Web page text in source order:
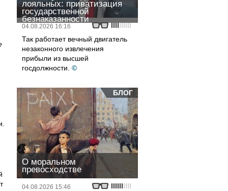
лояльных: приватизация
государственной
безнаказанности
04.08.2026 16:16
Так работает вечный двигатель
незаконного извлечения
прибыли из высшей
госдолжности. ©
БЛОГ
О моральном
превосходстве
04.08.2026 15:46